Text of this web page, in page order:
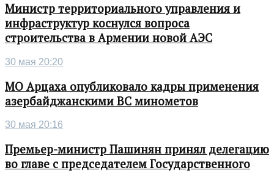
Министр территориального управления и
инфраструктур коснулся вопроса
строительства в Армении новой АЭС
30 мая 20:20
МО Арцаха опубликовало кадры применения
азербайджанскими ВС минометов
30 мая 20:16
Премьер-министр Пашинян принял делегацию
во главе с председателем Государственного